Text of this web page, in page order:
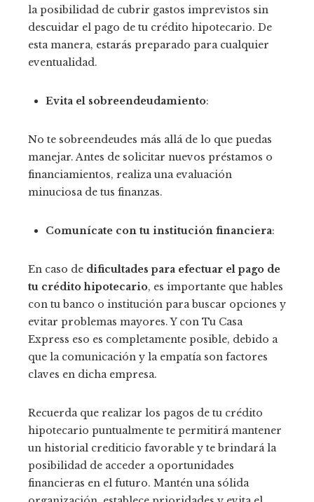
la posibilidad de cubrir gastos imprevistos sin
descuidar el pago de tu crédito hipotecario. De
esta manera, estarás preparado para cualquier
eventualidad.
Evita el sobreendeudamiento:
No te sobreendeudes más allá de lo que puedas
manejar. Antes de solicitar nuevos préstamos o
financiamientos, realiza una evaluación
minuciosa de tus finanzas.
Comunícate con tu institución financiera:
En caso de dificultades para efectuar el pago de
tu crédito hipotecario, es importante que hables
con tu banco o institución para buscar opciones y
evitar problemas mayores. Y con Tu Casa
Express eso es completamente posible, debido a
que la comunicación y la empatía son factores
claves en dicha empresa.
Recuerda que realizar los pagos de tu crédito
hipotecario puntualmente te permitirá mantener
un historial crediticio favorable y te brindará la
posibilidad de acceder a oportunidades
financieras en el futuro. Mantén una sólida